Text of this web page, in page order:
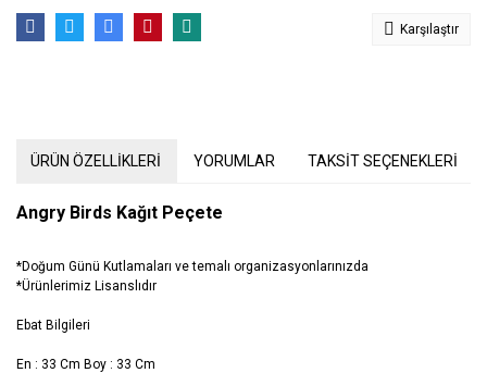
Karşılaştır
ÜRÜN ÖZELLİKLERİ YORUMLAR TAKSİT SEÇENEKLERİ
Angry Birds Kağıt Peçete
*Doğum Günü Kutlamaları ve temalı organizasyonlarınızda
*Ürünlerimiz Lisanslıdır
Ebat Bilgileri
En : 33 Cm Boy : 33 Cm